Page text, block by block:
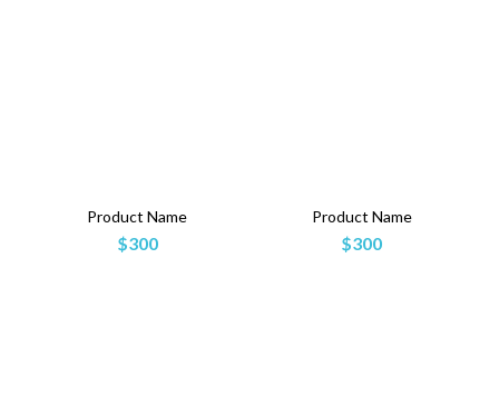
Product Name
$300
Product Name
$300